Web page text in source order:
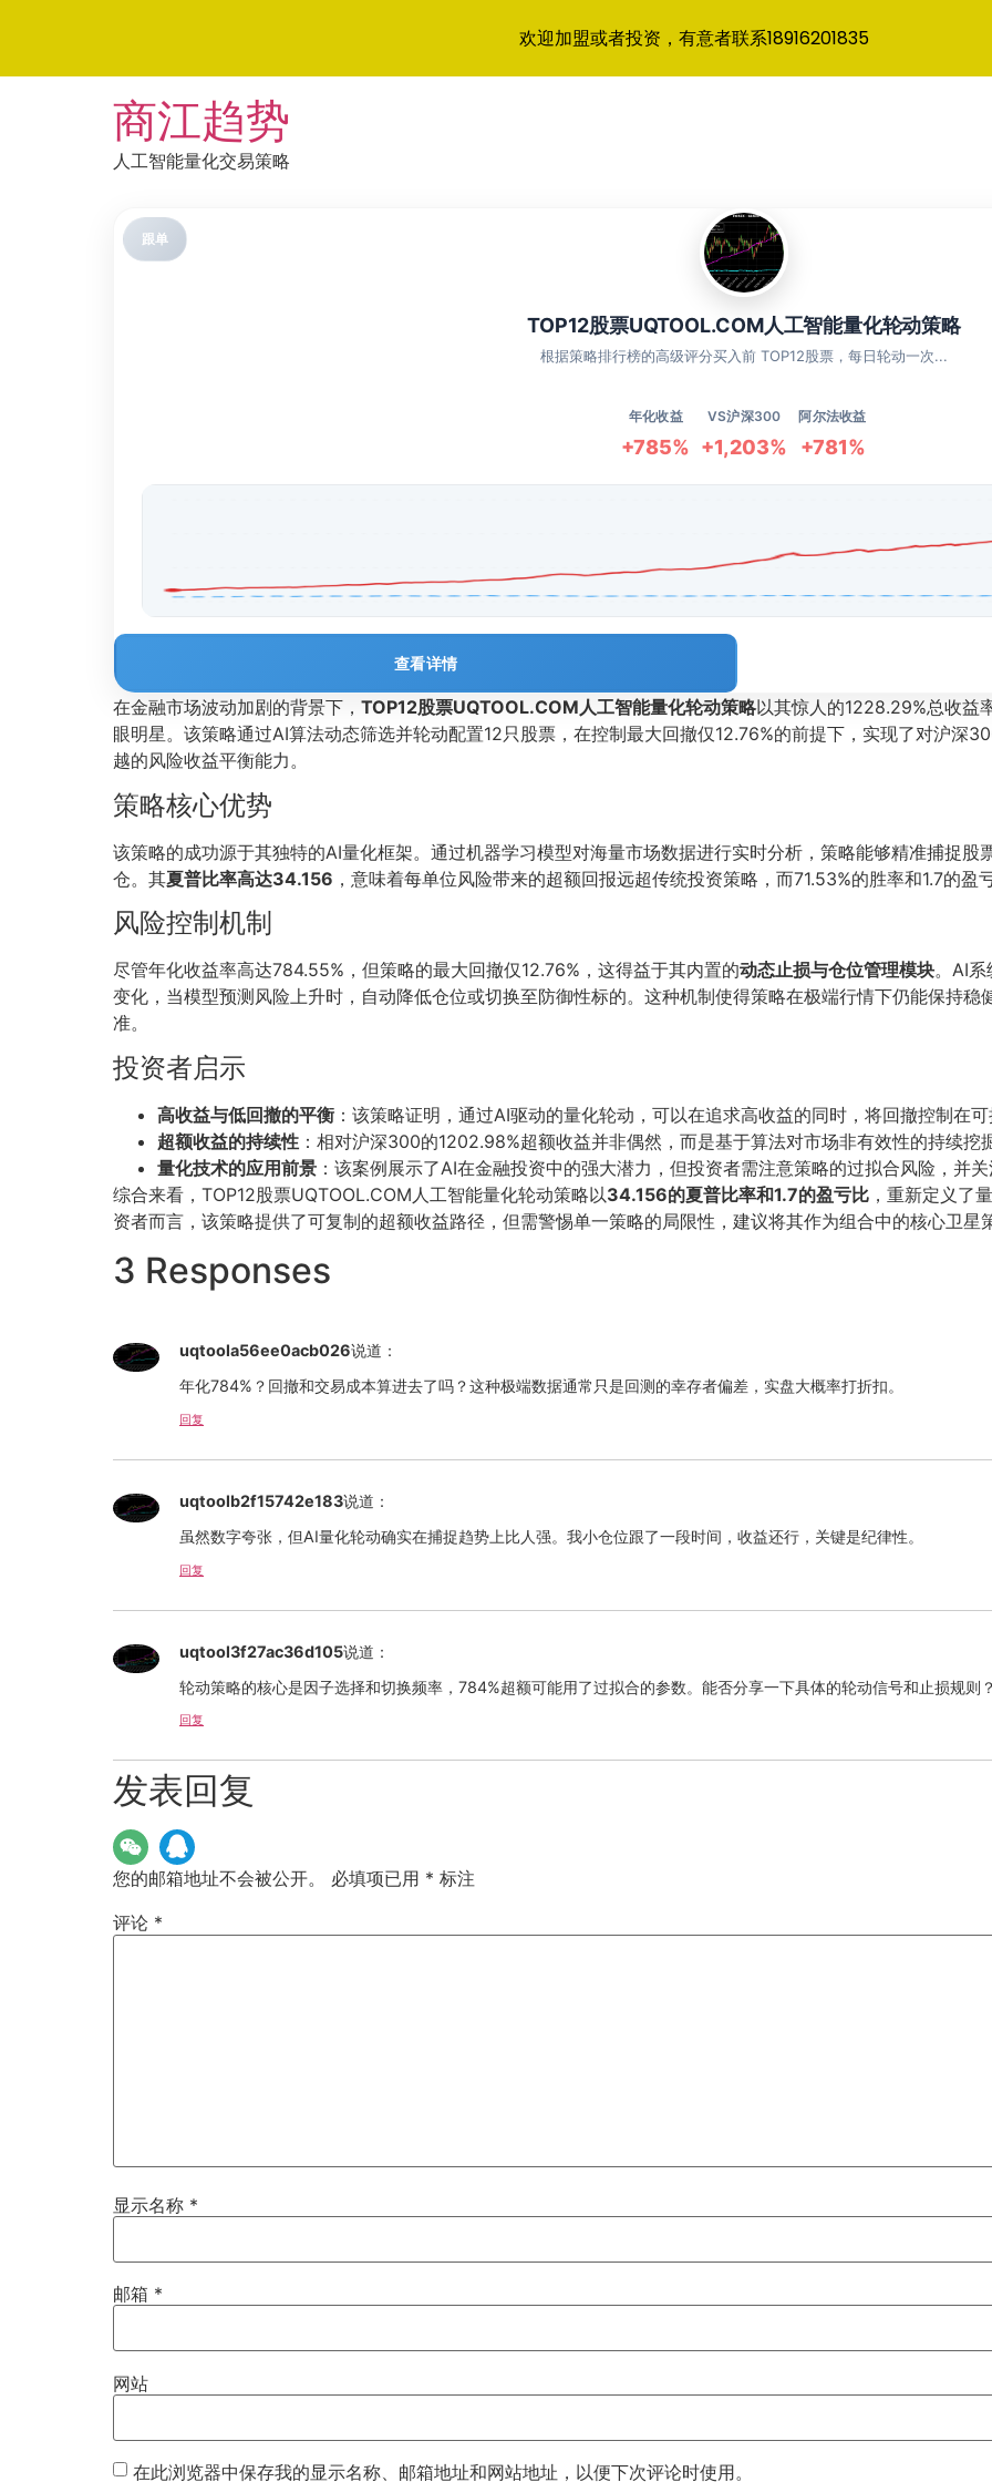
商江趋势
人工智能量化交易策略
跟单
TOP12股票UQTOOL.COM人工智能量化轮动策略
根据策略排行榜的高级评分买入前 TOP12股票，每日轮动一次...
年化收益
+785%
VS沪深300
+1,203%
阿尔法收益
+781%
查看详情
在金融市场波动加剧的背景下， TOP12股票UQTOOL.COM人工智能量化轮动策略以其惊人的1228.29%总收益
眼明星。该策略通过AI算法动态筛选并轮动配置12只股票，在控制最大回撤仅12.76%的前提下，实现了对沪深
越的风险收益平衡能力。
策略核心优势
该策略的成功源于其独特的AI量化框架。通过机器学习模型对海量市场数据进行实时分析，策略能够精准捕捉股
仓。其夏普比率高达34.156 ，意味着每单位风险带来的超额回报远超传统投资策略，而71.53%的胜率和1.7的盈
风险控制机制
尽管年化收益率高达784.55%，但策略的最大回撤仅12.76%，这得益于其内置的动态止损与仓位管理模块。AI系
变化，当模型预测风险上升时，自动降低仓位或切换至防御性标的。这种机制使得策略在极端行情下仍能保持稳
准。
投资者启示
高收益与低回撤的平衡 ：该策略证明，通过AI驱动的量化轮动，可以在追求高收益的同时，将回撤控制在
超额收益的持续性 ：相对沪深300的1202.98%超额收益并非偶然，而是基于算法对市场非有效性的持续挖
量化技术的应用前景 ：该案例展示了AI在金融投资中的强大潜力，但投资者需注意策略的过拟合风险，并
综合来看，TOP12股票UQTOOL.COM人工智能量化轮动策略以34.156的夏普比率和1.7的盈亏比 ，重新定义了
资者而言，该策略提供了可复制的超额收益路径，但需警惕单一策略的局限性，建议将其作为组合中的核心卫星
3 Responses
uqtoola56ee0acb026说道：
年化784%？回撤和交易成本算进去了吗？这种极端数据通常只是回测的幸存者偏差，实盘大概率打折扣。
回复
uqtoolb2f15742e183说道：
虽然数字夸张，但AI量化轮动确实在捕捉趋势上比人强。我小仓位跟了一段时间，收益还行，关键是纪律性。
回复
uqtool3f27ac36d105说道：
轮动策略的核心是因子选择和切换频率，784%超额可能用了过拟合的参数。能否分享一下具体的轮动信号和止损规则？
回复
发表回复
您的邮箱地址不会被公开。 必填项已用 * 标注
评论 *
显示名称 *
邮箱 *
网站
在此浏览器中保存我的显示名称、邮箱地址和网站地址，以便下次评论时使用。
欢迎加盟或者投资，有意者联系18916201835